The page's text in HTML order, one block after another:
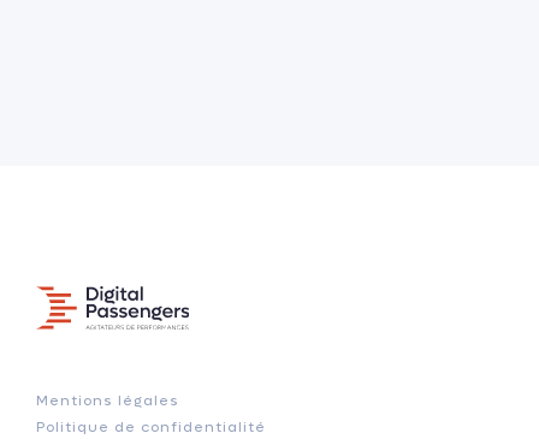
Mentions légales
Politique de confidentialité